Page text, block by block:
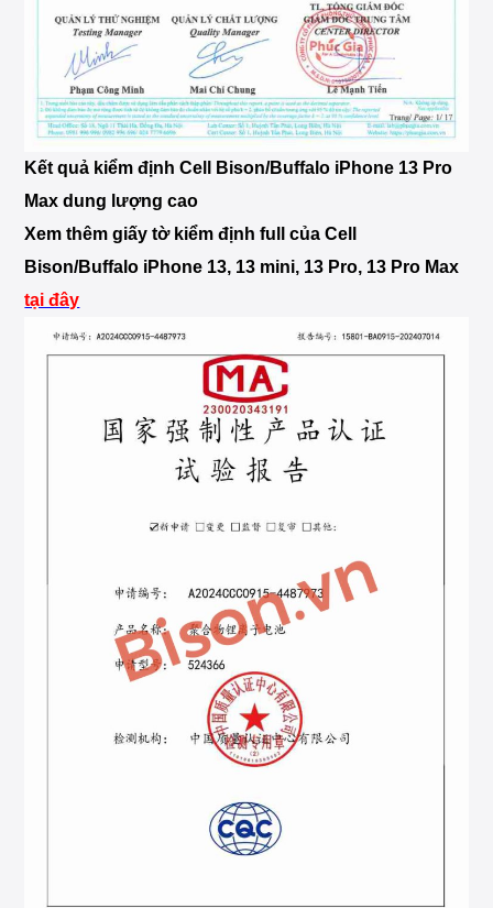
Kết quả kiểm định Cell Bison/Buffalo iPhone 13 Pro
Max dung lượng cao
Xem thêm giấy tờ kiểm định full của Cell
Bison/Buffalo iPhone 13, 13 mini, 13 Pro, 13 Pro Max
tại đây